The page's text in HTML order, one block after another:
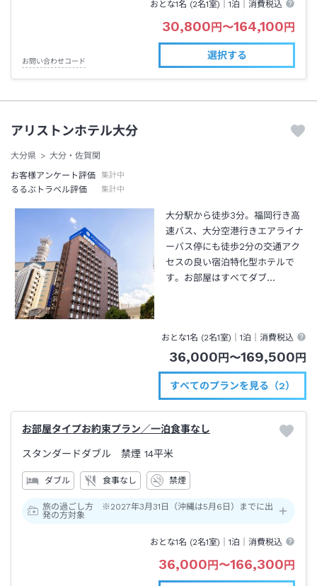
おとな1名 (2名1室)｜1泊 ｜消費税込
30,800円〜164,100円
お問い合わせコード
選択する
アリストンホテル大分
大分県
大分・佐賀関
お客様アンケート評価
集計中
るるぶトラベル評価 集計中
大分駅から徒歩3分。福岡行き高
速バス、大分空港行きエアライナ
ーバス停にも徒歩2分の交通アク
セスの良い宿泊特化型ホテルで
す。お部屋はすべてダブ…
おとな1名 (2名1室)｜1泊 ｜消費税込
36,000円〜169,500円
すべてのプランを見る（2）
お部屋タイプお約束プラン／一泊食事なし
スタンダードダブル 禁煙 14平米
ダブル 食事なし 禁煙
旅の過ごし方 ※2027年3月31日（沖縄は5月6日）までに出
発の方対象
おとな1名 (2名1室)｜1泊 ｜消費税込
36,000円〜166,300円